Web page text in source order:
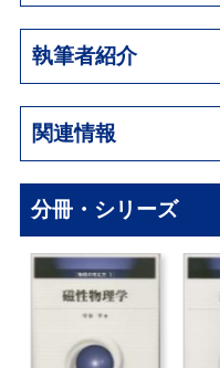
執筆者紹介
関連情報
分冊・シリーズ